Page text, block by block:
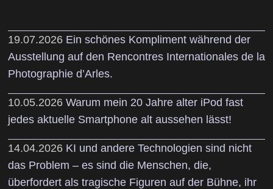
19.07.2026 Ein schönes Kompliment während der
Ausstellung auf den Rencontres Internationales de la
Photographie d’Arles.
10.05.2026 Warum mein 20 Jahre alter iPod fast
jedes aktuelle Smartphone alt aussehen lässt!
14.04.2026 KI und andere Technologien sind nicht
das Problem – es sind die Menschen, die,
überfordert als tragische Figuren auf der Bühne, ihr